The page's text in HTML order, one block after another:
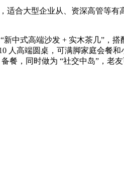
合大型企业从、资深高管等有
中式高端沙发 + 实木茶几”，搭
人高端圆桌，可满脚家庭会餐
餐，同时做为 “社交中岛”，老